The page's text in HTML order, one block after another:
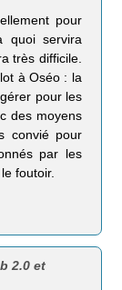
pour
quoi servira
très difficile.
à Oséo : la
pour les
des moyens
convié pour
par les
foutoir.
2.0 et